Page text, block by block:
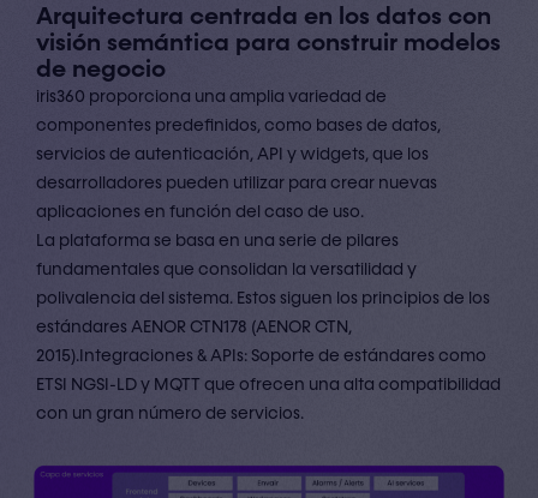
Arquitectura centrada en los datos con
visión semántica para construir modelos
de negocio
iris360 proporciona una amplia variedad de
componentes predefinidos, como bases de datos,
servicios de autenticación, API y widgets, que los
desarrolladores pueden utilizar para crear nuevas
aplicaciones en función del caso de uso.
La plataforma se basa en una serie de pilares
fundamentales que consolidan la versatilidad y
polivalencia del sistema. Estos siguen los principios de los
estándares AENOR CTN178 (AENOR CTN,
2015).Integraciones & APIs: Soporte de estándares como
ETSI NGSI-LD y MQTT que ofrecen una alta compatibilidad
con un gran número de servicios.